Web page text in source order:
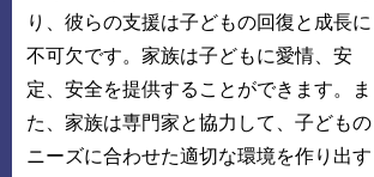
り、彼らの支援は子どもの回復と成長に
不可欠です。家族は子どもに愛情、安
定、安全を提供することができます。ま
た、家族は専門家と協力して、子どもの
ニーズに合わせた適切な環境を作り出す